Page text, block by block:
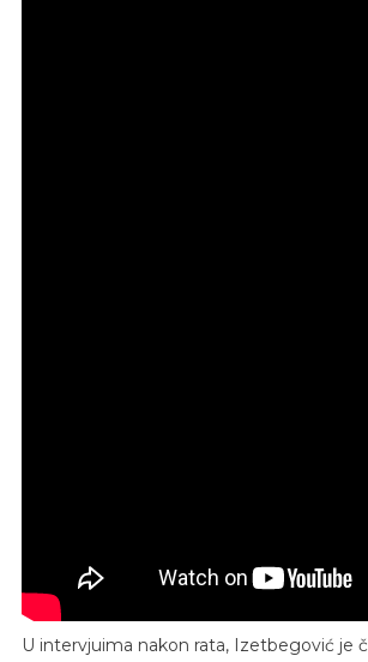
U intervjuima nakon rata, Izetbegović je